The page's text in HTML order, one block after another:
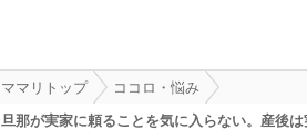
ママリトップ
ココロ・悩み
旦那が実家に頼ることを気に入らない。産後